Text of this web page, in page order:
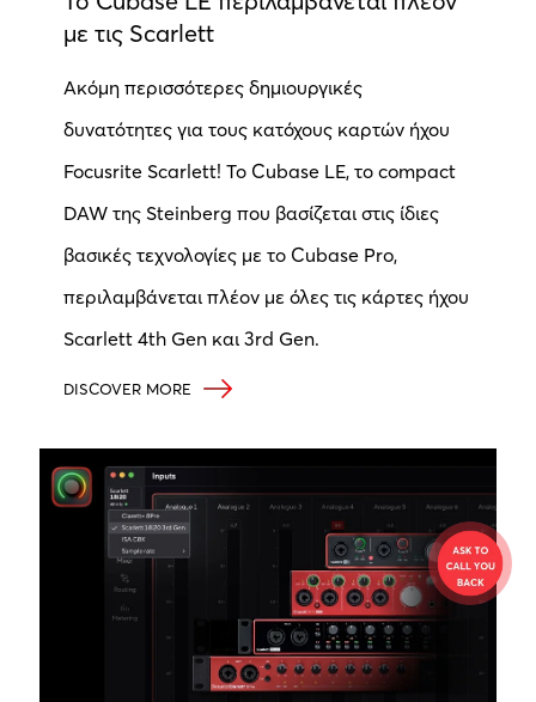
με τις Scarlett
Ακόμη περισσότερες δημιουργικές
δυνατότητες για τους κατόχους καρτών ήχου
Focusrite Scarlett! Το Cubase LE, το compact
DAW της Steinberg που βασίζεται στις ίδιες
βασικές τεχνολογίες με το Cubase Pro,
περιλαμβάνεται πλέον με όλες τις κάρτες ήχου
Scarlett 4th Gen και 3rd Gen.
DISCOVER MORE